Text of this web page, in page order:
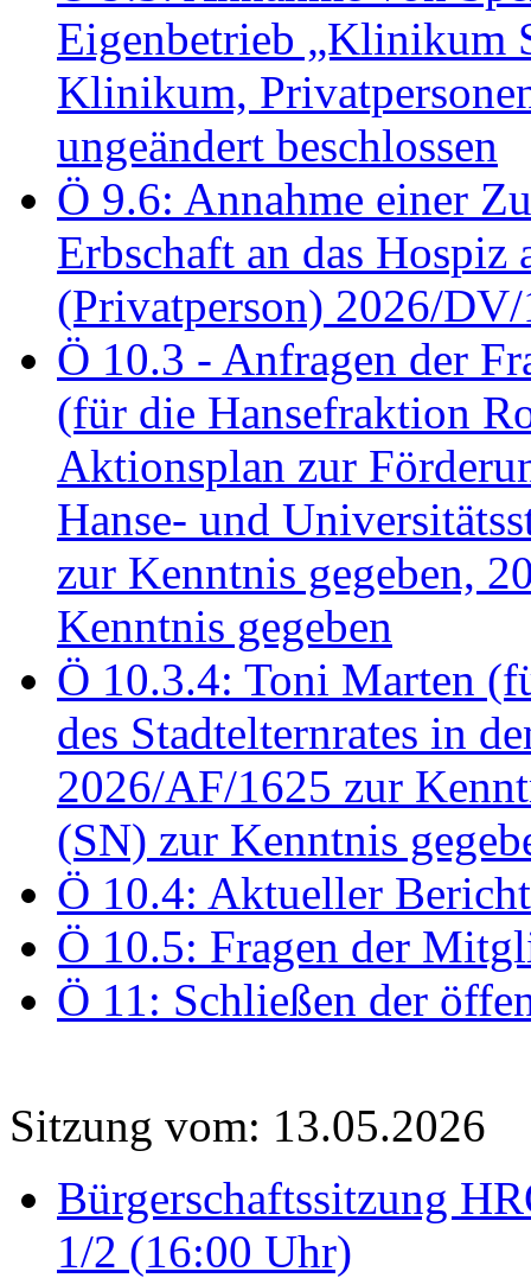
Eigenbetrieb „Klinikum
Klinikum,
ungeändert beschlossen
Ö 9.6: Annahme einer
Erbschaft an das
(Privatperson) 2026/DV/
Ö 10.3 - Anfragen der
(für die Hansefraktion
Aktionsplan zur
Hanse- und
zur Kenntnis gegeben,
Kenntnis gegeben
Ö 10.3.4: Toni Marten
des Stadtelternrates in
2026/AF/1625 zur
(SN) zur Kenntnis
Ö 10.4: Aktueller
Ö 10.5: Fragen der
Ö 11: Schließen der
Sitzung vom: 13.05.2026
Bürgerschaftssitzung
1/2 (16:00 Uhr)